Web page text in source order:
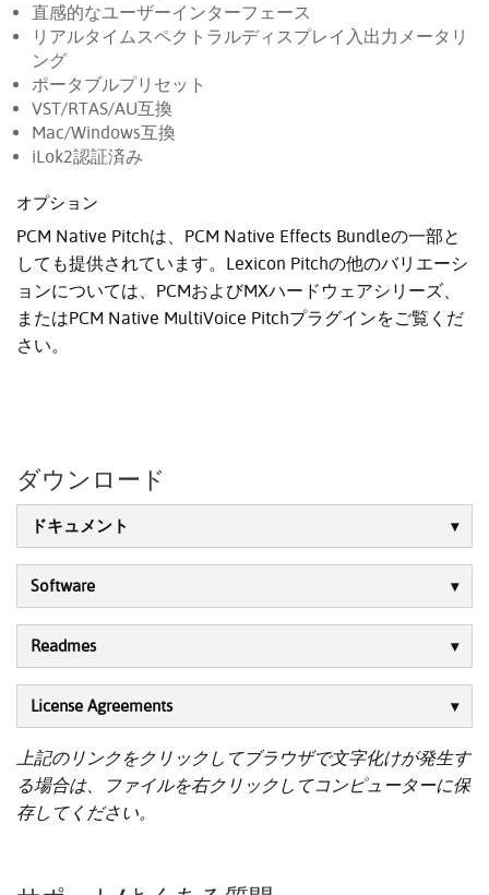
直感的なユーザーインターフェース
リアルタイムスペクトラルディスプレイ入出力メータリ
ング
ポータブルプリセット
VST/RTAS/AU互換
Mac/Windows互換
iLok2認証済み
オプション
PCM Native Pitchは、PCM Native Effects Bundleの一部と
しても提供されています。Lexicon Pitchの他のバリエーシ
ョンについては、PCMおよびMXハードウェアシリーズ、
またはPCM Native MultiVoice Pitchプラグインをご覧くだ
さい。
ダウンロード
ドキュメント
Software
Readmes
License Agreements
上記のリンクをクリックしてブラウザで文字化けが発生す
る場合は、ファイルを右クリックしてコンピューターに保
存してください。